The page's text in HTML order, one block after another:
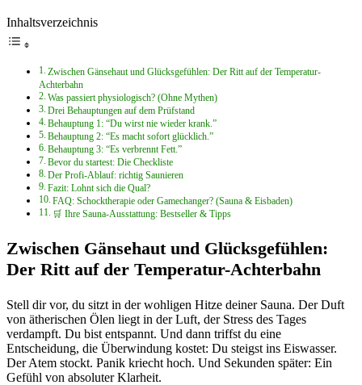
Inhaltsverzeichnis
Zwischen Gänsehaut und Glücksgefühlen: Der Ritt auf der Temperatur-
Achterbahn
Was passiert physiologisch? (Ohne Mythen)
Drei Behauptungen auf dem Prüfstand
Behauptung 1: “Du wirst nie wieder krank.”
Behauptung 2: “Es macht sofort glücklich.”
Behauptung 3: “Es verbrennt Fett.”
Bevor du startest: Die Checkliste
Der Profi-Ablauf: richtig Saunieren
Fazit: Lohnt sich die Qual?
FAQ: Schocktherapie oder Gamechanger? (Sauna & Eisbaden)
🛒 Ihre Sauna-Ausstattung: Bestseller & Tipps
Zwischen Gänsehaut und Glücksgefühlen:
Der Ritt auf der Temperatur-Achterbahn
Stell dir vor, du sitzt in der wohligen Hitze deiner Sauna. Der Duft
von ätherischen Ölen liegt in der Luft, der Stress des Tages
verdampft. Du bist entspannt. Und dann triffst du eine
Entscheidung, die Überwindung kostet: Du steigst ins Eiswasser.
Der Atem stockt. Panik kriecht hoch. Und Sekunden später: Ein
Gefühl von absoluter Klarheit.